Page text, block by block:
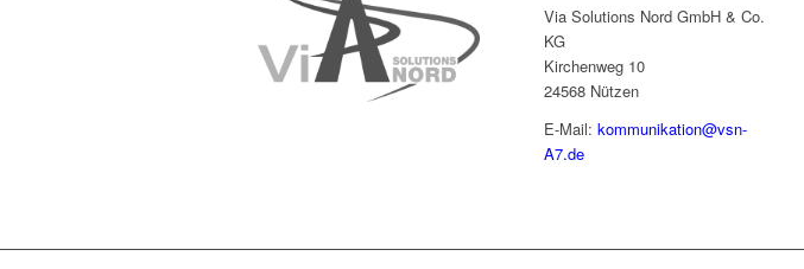
Via Solutions Nord GmbH & Co.
KG
Kirchenweg 10
24568 Nützen
E-Mail:kommunikation@vsn-
A7.de